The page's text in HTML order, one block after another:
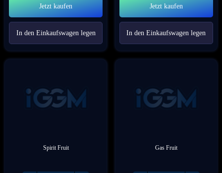
Jetzt kaufen
In den Einkaufswagen legen
Jetzt kaufen
In den Einkaufswagen legen
Spirit Fruit Gas Fruit